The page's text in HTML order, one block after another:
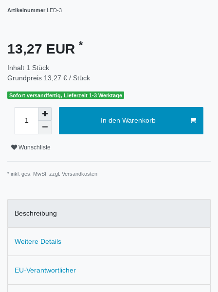
Artikelnummer LED-3
13,27 EUR *
Inhalt 1 Stück
Grundpreis 13,27 € / Stück
Sofort versandfertig, Lieferzeit 1-3 Werktage
In den Warenkorb
Wunschliste
* inkl. ges. MwSt. zzgl. Versandkosten
Beschreibung
Weitere Details
EU-Verantwortlicher